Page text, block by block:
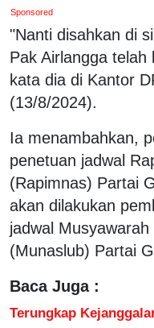
Sponsored
"Nanti disahkan di
Pak Airlangga telah
kata dia di Kantor
(13/8/2024).
Ia menambahkan,
penetuan jadwal
(Rapimnas) Partai
akan dilakukan
jadwal
(Munaslub) Partai
Baca Juga :
Terungkap